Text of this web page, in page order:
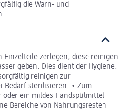
die Warn- und
Einzelteile zerlegen, diese reinigen
geben. Dies dient der Hygiene.
reinigen zur
Bedarf sterilisieren. • Zum
oder ein mildes Handspülmittel
Bereiche von Nahrungsresten